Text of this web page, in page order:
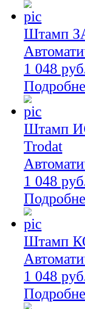
Штамп
1 048
Штамп
Trodat
1 048
Штамп
1 048